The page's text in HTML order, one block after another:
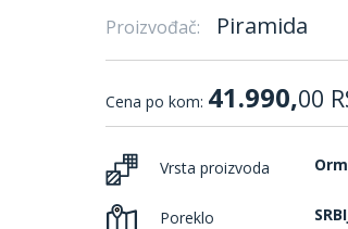
Proizvođač: Piramida
Cena po kom: 41.990,00
Vrsta proizvoda
Poreklo